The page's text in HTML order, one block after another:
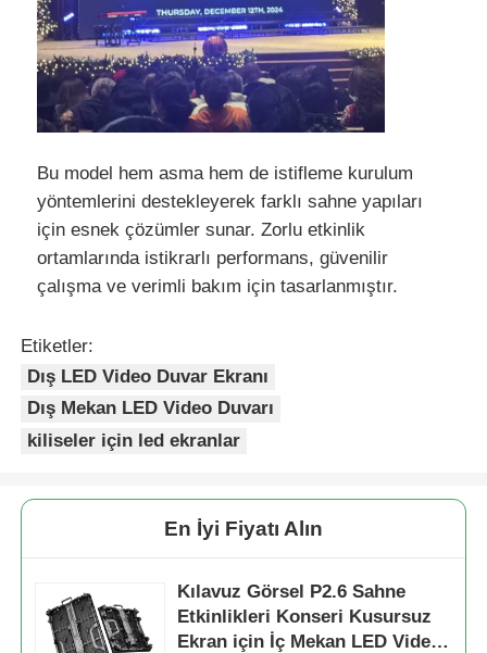
LED ekran ekranı
konser led ekranı
Sahne LED ekran kiralama
Cob LED video duvarı
SMD LED Ekran
Dış mekan led reklam panosu
Bu model hem asma hem de istifleme kurulum
yöntemlerini destekleyerek farklı sahne yapıları
için esnek çözümler sunar. Zorlu etkinlik
ortamlarında istikrarlı performans, güvenilir
çalışma ve verimli bakım için tasarlanmıştır.
Etiketler:
Dış LED Video Duvar Ekranı
Dış Mekan LED Video Duvarı
kiliseler için led ekranlar
En İyi Fiyatı Alın
Kılavuz Görsel P2.6 Sahne
Etkinlikleri Konseri Kusursuz
Ekran için İç Mekan LED Video